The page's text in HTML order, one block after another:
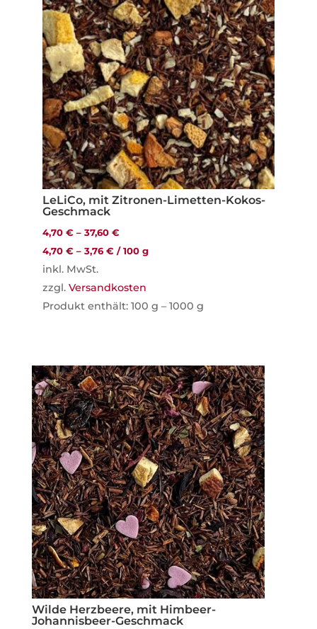
LeLiCo, mit Zitronen-Limetten-Kokos-
Geschmack
4,70 €– 37,60 €
4,70 €– 3,76 €/100 g
inkl. MwSt.
zzgl. Versandkosten
Produkt enthält: 100 g – 1000 g
Wilde Herzbeere, mit Himbeer-
Johannisbeer-Geschmack